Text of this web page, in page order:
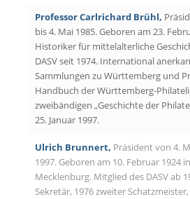
Professor Carlrichard Brühl,
bis 4. Mai 1985. Geboren am 23.
Historiker für mittelalterliche
DASV seit 1974. International
Sammlungen zu Württemberg und
Handbuch der Württemberg-
zweibändigen „Geschichte der
25. Januar 1997.
Ulrich Brunnert, Präsident von 4.
1997. Geboren am 10. Februar 1924
Mecklenburg. Mitglied des DASV ab
Sekretär, 1976 zweiter Schatzmeister,